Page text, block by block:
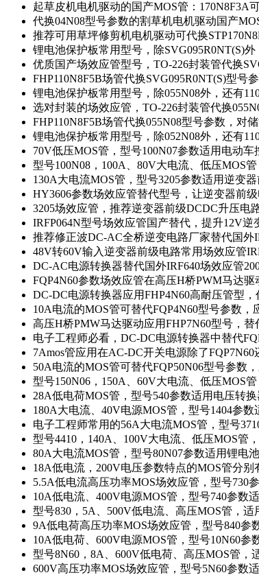
起草皮机电机驱动的国产MOS管：170N8F3A
代换04N08型号参数的割草机电机驱动国产
推荐可用草坪修剪机电机驱动可代换
锂电池保护板常用型号，除SVG095R0NT(S)外
优质国产场效应管型号，TO-226封装管代换
FHP110N8F5B场管代换SVG095R0NT(S)型号
锂电池保护板常用型号，除055N08外，还有
选对封装的场效应管，TO-226封装管代换
FHP110N8F5B场管代换055N08型号参数，对
锂电池保护板常用型号，除052N08外，还有
70V低压MOS管，型号100N07参数适用电动车
型号100N08，100A、80V大电流、低压MOS
130A大电流MOS管，型号3205参数适用逆变器
HY3606参数场效应管替代型号，让逆变器前级
3205场效应管，推荐逆变器前级DCDC升压电
IRFP064N型号场效应管国产替代，提升12V逆
推荐修正波DC-AC全桥逆变电路厂家替代国外
48V转60V输入逆变器前级电路常用场效应管
DC-AC电源转换器替代国外IRF640场效应管
FQP4N60参数场效应管在高压H桥PWM马达驱
DC-DC电源转换器应用FHP4N60高耐压管型，
10A电流的MOS管可替代FQP4N60型号参数
高压H桥PMW马达驱动应用FHP7N60型号，替
电子工程师必看，DC-DC电源转换器中替代
7Amos管应用在AC-DC开关电源除了FQP7N60
50A电流的MOS管可替代FQP50N06型号参数
型号150N06，150A、60V大电流、低压MOS管
28A低电荷MOS管，型号540参数适用电压转换
180A大电流、40V电源MOS管，型号1404参数
电子工程师常用的56A大电流MOS管，型号
型号4410，140A、100V大电流、低压MOS管
80A大电流MOS管，型号80N07参数适用锂电池
18A低电流，200V电压参数特点的MOS管分别
5.5A低电流高压功率MOS场效应管，型号730
10A低电流、400V电源MOS管，型号740参数
型号830，5A、500V低电流、高压MOS管，适
9A低电荷高压功率MOS场效应管，型号840参
10A低电荷、600V电源MOS管，型号10N60参
型号8N60，8A、600V低电荷、高压MOS管，
600V高压功率MOS场效应管，型号5N60参数